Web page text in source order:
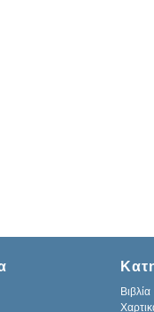
Βιβλία